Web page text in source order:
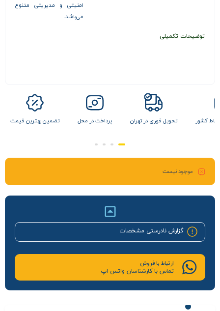
امنیتی و مدیریتی متنوع
می‌باشد.
توضیحات تکمیلی
نقاط کشور تحویل فوری در تهران پرداخت در محل تضمین بهترین قیمت
موجود نیست
گزارش نادرستی مشخصات
ارتباط با فروش
تماس با کارشناسان واتس اپ